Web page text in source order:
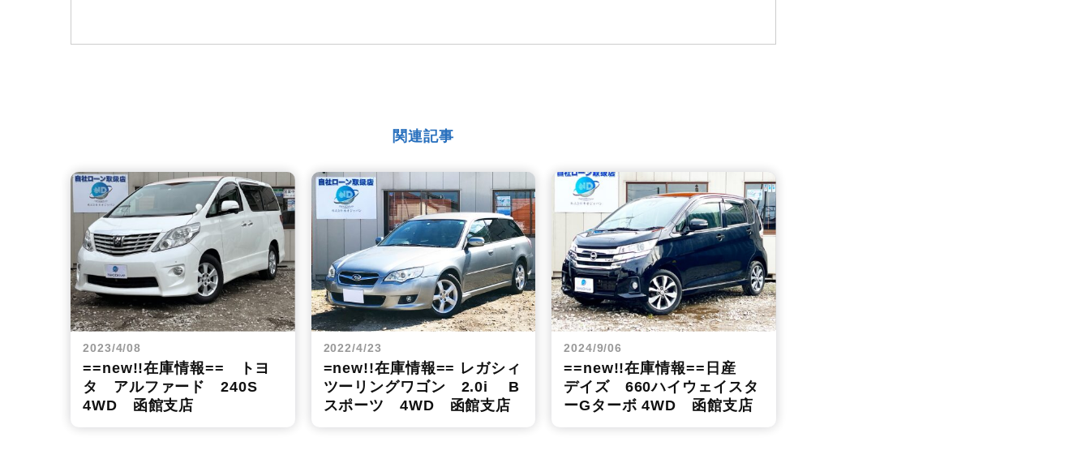
関連記事
2023/4/08
==new!!在庫情報== トヨ
タ アルファード 240S
4WD 函館支店
2022/4/23
=new!!在庫情報== レガシィ
ツーリングワゴン 2.0i B
スポーツ 4WD 函館支店
2024/9/06
==new!!在庫情報==日産
デイズ 660ハイウェイスタ
ーGターボ 4WD 函館支店